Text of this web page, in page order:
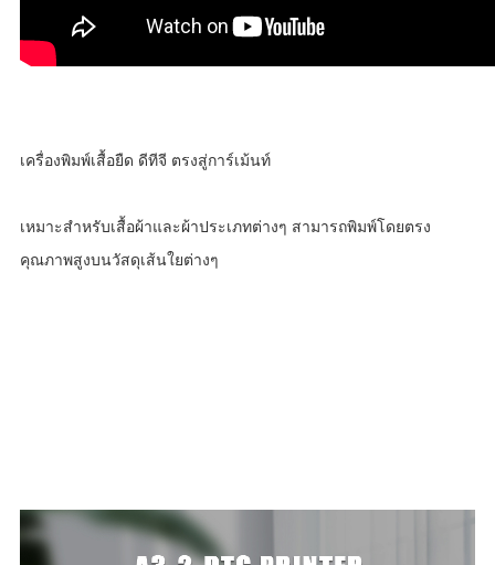
เครื่องพิมพ์เสื้อยืด ดีทีจี ตรงสู่การ์เม้นท์
เหมาะสำหรับเสื้อผ้าและผ้าประเภทต่างๆ สามารถพิมพ์โดยตรง
คุณภาพสูงบนวัสดุเส้นใยต่างๆ